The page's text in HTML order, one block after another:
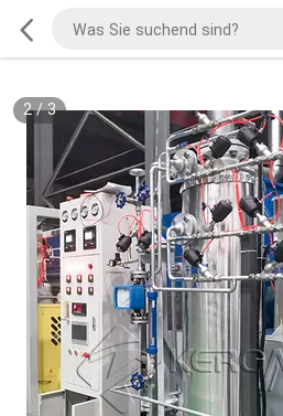
2/3